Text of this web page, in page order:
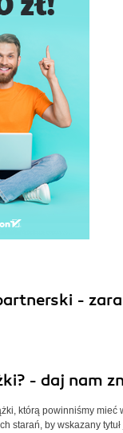
-
- daj nam
którą powinniśmy
starań, by wskazany